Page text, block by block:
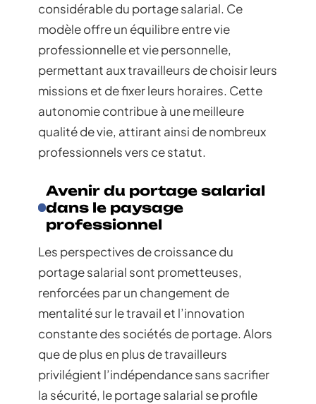
considérable du portage salarial. Ce
modèle offre un équilibre entre vie
professionnelle et vie personnelle,
permettant aux travailleurs de choisir leurs
missions et de fixer leurs horaires. Cette
autonomie contribue à une meilleure
qualité de vie, attirant ainsi de nombreux
professionnels vers ce statut.
Avenir du portage salarial
dans le paysage
professionnel
Les perspectives de croissance du
portage salarial sont prometteuses,
renforcées par un changement de
mentalité sur le travail et l’innovation
constante des sociétés de portage. Alors
que de plus en plus de travailleurs
privilégient l’indépendance sans sacrifier
la sécurité, le portage salarial se profile